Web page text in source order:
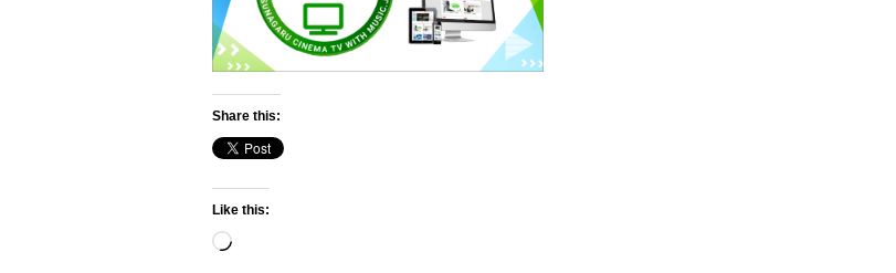
Share this:
Like this:
Loading…